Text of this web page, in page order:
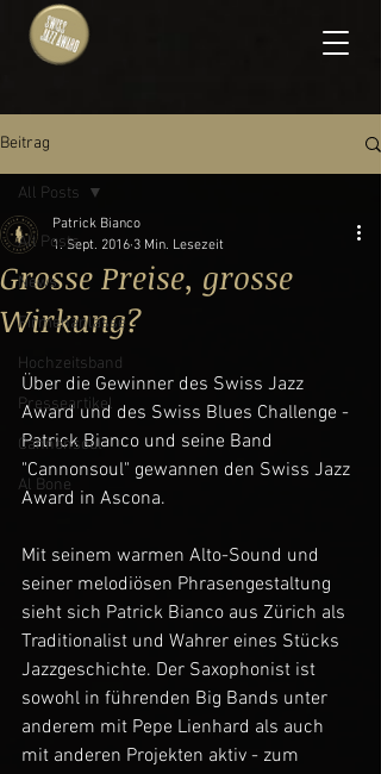
Beitrag
All Posts
News
Firmenanlässe
Hochzeitsband
Presseartikel
Cannonsoul
Al Bone
All Posts
Grosse Preise, grosse
Wirkung?
Patrick Bianco
1. Sept. 2016 3 Min. Lesezeit
Über die Gewinner des Swiss Jazz
Award und des Swiss Blues Challenge -
Patrick Bianco und seine Band
"Cannonsoul" gewannen den Swiss Jazz
Award in Ascona.
Mit seinem warmen Alto-Sound und
seiner melodiösen Phrasengestaltung
sieht sich Patrick Bianco aus Zürich als
Traditionalist und Wahrer eines Stücks
Jazzgeschichte. Der Saxophonist ist
sowohl in führenden Big Bands unter
anderem mit Pepe Lienhard als auch
mit anderen Projekten aktiv - zum